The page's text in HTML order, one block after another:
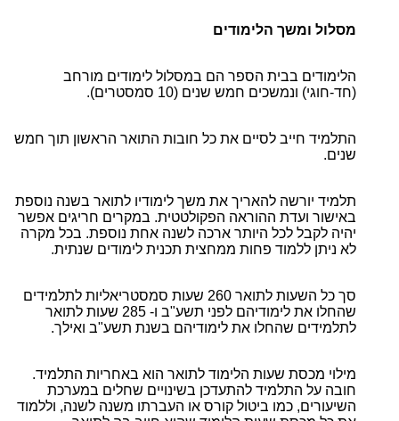
מסלול ומשך הלימודים
הלימודים בבית הספר הם במסלול לימודים מורחב
(חד-חוגי) ונמשכים חמש שנים (10 סמסטרים).
התלמיד חייב לסיים את כל חובות התואר הראשון תוך חמש
שנים.
תלמיד יורשה להאריך את משך לימודיו לתואר בשנה נוספת
באישור ועדת ההוראה הפקולטטית. במקרים חריגים אפשר
יהיה לקבל לכל היותר ארכה לשנה אחת נוספת. בכל מקרה
לא ניתן ללמוד פחות ממחצית תכנית לימודים שנתית.
סך כל השעות לתואר 260 שעות סמסטריאליות לתלמידים
שהחלו את לימודיהם לפני תשע"ב ו- 285 שעות לתואר
לתלמידים שהחלו את לימודיהם בשנת תשע"ב ואילך.
מילוי מכסת שעות הלימוד לתואר הוא באחריות התלמיד.
חובה על התלמיד להתעדכן בשינויים שחלים במערכת
השיעורים, כמו ביטול קורס או העברתו משנה לשנה, וללמוד